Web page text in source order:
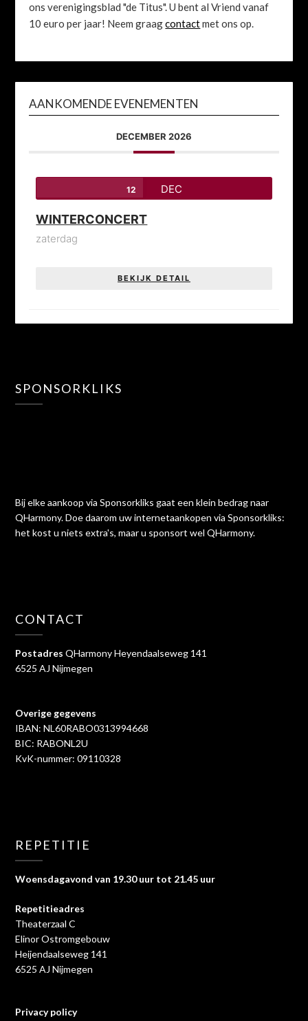
ons verenigingsblad "de Titus". U bent al Vriend vanaf
10 euro per jaar! Neem graagcontactmet ons op.
AANKOMENDE EVENEMENTEN
DECEMBER 2026
12 DEC
WINTERCONCERT
zaterdag
BEKIJK DETAIL
SPONSORKLIKS
Bij elke aankoop via Sponsorkliks gaat een klein bedrag naar
QHarmony. Doe daarom uw internetaankopen via Sponsorkliks:
het kost u niets extra's, maar u sponsort wel QHarmony.
CONTACT
Postadres QHarmony Heyendaalseweg 141
6525 AJ Nijmegen
Overige gegevens
IBAN: NL60RABO0313994668
BIC: RABONL2U
KvK-nummer: 09110328
REPETITIE
Woensdagavond van 19.30 uur tot 21.45 uur
Repetitieadres
Theaterzaal C
Elinor Ostromgebouw
Heijendaalseweg 141
6525 AJ Nijmegen
Privacy policy